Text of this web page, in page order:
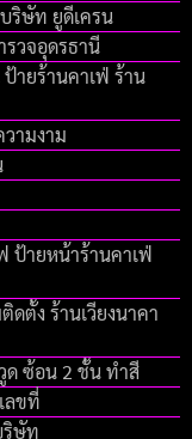
ริษัท ยูดีเครน
วจอุดรธานี
ายร้านคาเฟ่ ร้าน
ามงาม
ป้ายหน้าร้านคาเฟ่
ตั้ง ร้านเวียงนาคา
ด ซ้อน 2 ชั้น ทำสี
ลขที่
ริษัท